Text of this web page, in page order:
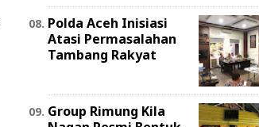
Polda Aceh Inisiasi
Atasi Permasalahan
Tambang Rakyat
Group Rimung Kila